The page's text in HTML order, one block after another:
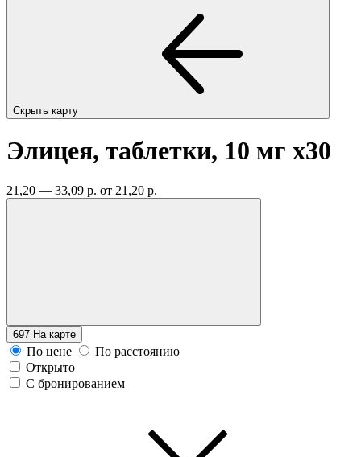
Скрыть карту
Элицея, таблетки, 10 мг x30
21,20 — 33,09 р. от 21,20 р.
697 На карте
По цене
По расстоянию
Открыто
С бронированием